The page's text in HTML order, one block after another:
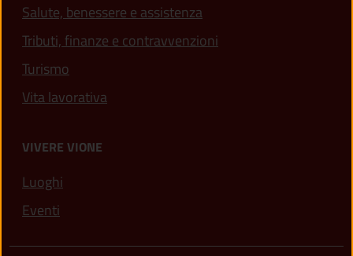
Salute, benessere e assistenza
Tributi, finanze e contravvenzioni
Turismo
Vita lavorativa
VIVERE VIONE
Luoghi
Eventi